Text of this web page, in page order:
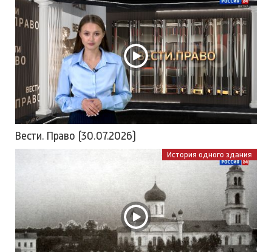
Вести. Право (30.07.2026)
История одного здания